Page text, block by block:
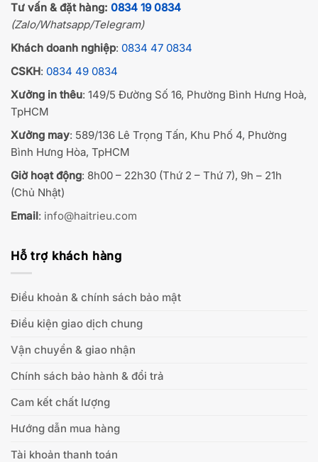
Tư vấn & đặt hàng: 0834 19 0834
(Zalo/Whatsapp/Telegram)
Khách doanh nghiệp: 0834 47 0834
CSKH: 0834 49 0834
Xưởng in thêu: 149/5 Đường Số 16, Phường Bình Hưng Hoà,
TpHCM
Xưởng may: 589/136 Lê Trọng Tấn, Khu Phố 4, Phường
Bình Hưng Hòa, TpHCM
Giờ hoạt động: 8h00 – 22h30 (Thứ 2 – Thứ 7), 9h – 21h
(Chủ Nhật)
Email: info@haitrieu.com
Hỗ trợ khách hàng
Điều khoản & chính sách bảo mật
Điều kiện giao dịch chung
Vận chuyển & giao nhận
Chính sách bảo hành & đổi trả
Cam kết chất lượng
Hướng dẫn mua hàng
Tài khoản thanh toán